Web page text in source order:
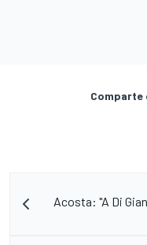
Comparte
Acosta: "A Di